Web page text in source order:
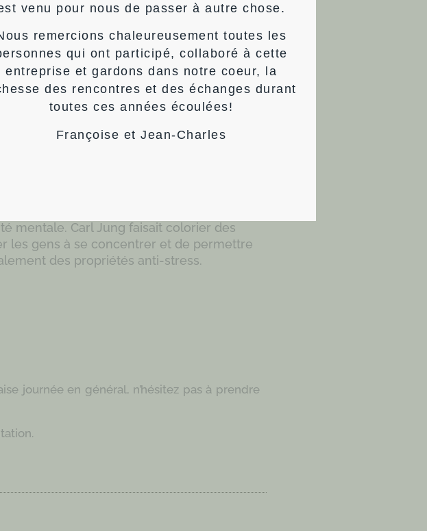
dans état de créativité, plus libre. Je
Chill. Laissez vous emporter par les
mentale. Carl Jung faisait colorier des
les gens à se concentrer et de permettre
des propriétés anti-stress.
journée en général, n’hésitez pas à prendre
.
venu pour nous de passer à autre chose.
remercions chaleureusement toutes les
qui ont participé, collaboré à cette
entreprise et gardons dans notre coeur, la
des rencontres et des échanges durant
toutes ces années écoulées!
Françoise et Jean-Charles